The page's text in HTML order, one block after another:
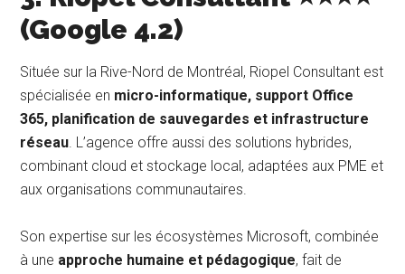
(Google 4.2)
Située sur la Rive-Nord de Montréal, Riopel Consultant est
spécialisée en micro-informatique, support Office
365, planification de sauvegardes et infrastructure
réseau. L’agence offre aussi des solutions hybrides,
combinant cloud et stockage local, adaptées aux PME et
aux organisations communautaires.
Son expertise sur les écosystèmes Microsoft, combinée
à une approche humaine et pédagogique, fait de